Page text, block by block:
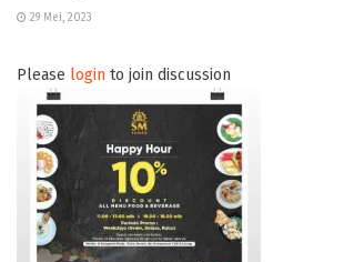
29 Mei, 2023
Please login to join discussion